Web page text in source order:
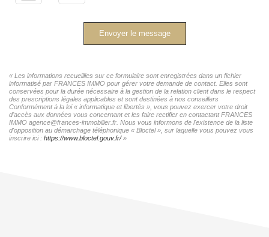
Envoyer le message
« Les informations recueillies sur ce formulaire sont enregistrées dans un fichier
informatisé par FRANCES IMMO pour gérer votre demande de contact. Elles sont
conservées pour la durée nécessaire à la gestion de la relation client dans le respect
des prescriptions légales applicables et sont destinées à nos conseillers
Conformément à la loi « informatique et libertés », vous pouvez exercer votre droit
d'accès aux données vous concernant et les faire rectifier en contactant FRANCES
IMMO agence@frances-immobilier.fr. Nous vous informons de l'existence de la liste
d'opposition au démarchage téléphonique « Bloctel », sur laquelle vous pouvez vous
inscrire ici : https://www.bloctel.gouv.fr/»